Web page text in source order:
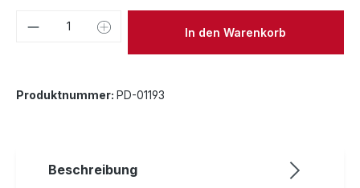
Produkt Anzahl: Gib denIn den Warenkorb
Produktnummer: PD-01193
Beschreibung